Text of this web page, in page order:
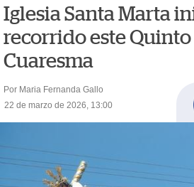
Iglesia Santa Marta
recorrido este
Cuaresma
Por Maria Fernanda Gallo
22 de marzo de 2026, 13:00